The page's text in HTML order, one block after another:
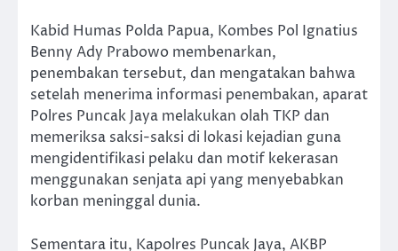
Kabid Humas Polda Papua, Kombes Pol Ignatius
Benny Ady Prabowo membenarkan,
penembakan tersebut, dan mengatakan bahwa
setelah menerima informasi penembakan, aparat
Polres Puncak Jaya melakukan olah TKP dan
memeriksa saksi-saksi di lokasi kejadian guna
mengidentifikasi pelaku dan motif kekerasan
menggunakan senjata api yang menyebabkan
korban meninggal dunia.
Sementara itu, Kapolres Puncak Jaya, AKBP